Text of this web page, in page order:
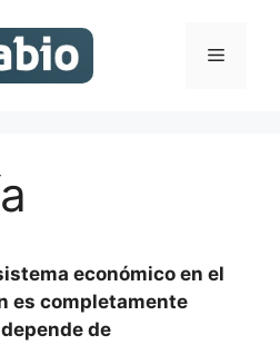
Menú
económico en el
es completamente
de